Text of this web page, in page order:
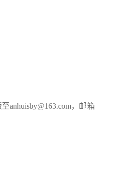
至anhuisby@163.com，邮箱